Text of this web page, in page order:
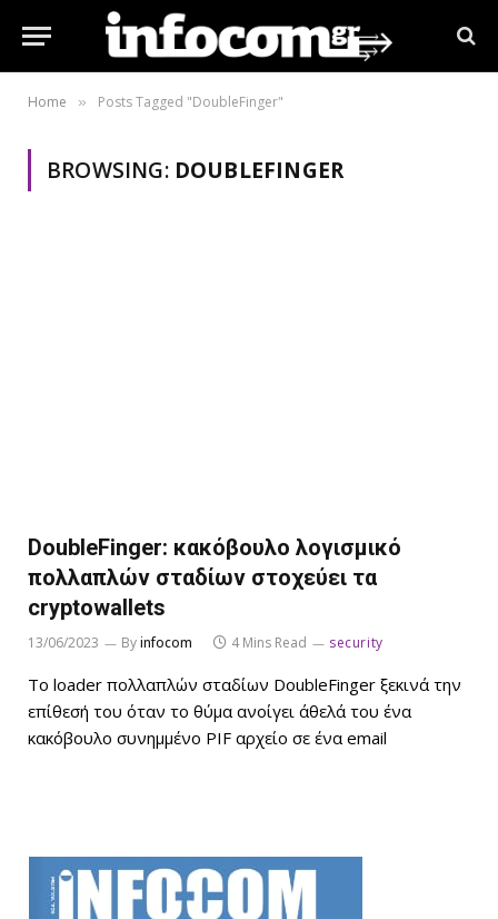
Home » Posts Tagged "DoubleFinger"
BROWSING: DOUBLEFINGER
DoubleFinger: κακόβουλο λογισμικό
πολλαπλών σταδίων στοχεύει τα
cryptowallets
13/06/2023 Byinfocom 4 Mins Read security
Το loader πολλαπλών σταδίων DoubleFinger ξεκινά την
επίθεσή του όταν το θύμα ανοίγει άθελά του ένα
κακόβουλο συνημμένο PIF αρχείο σε ένα email